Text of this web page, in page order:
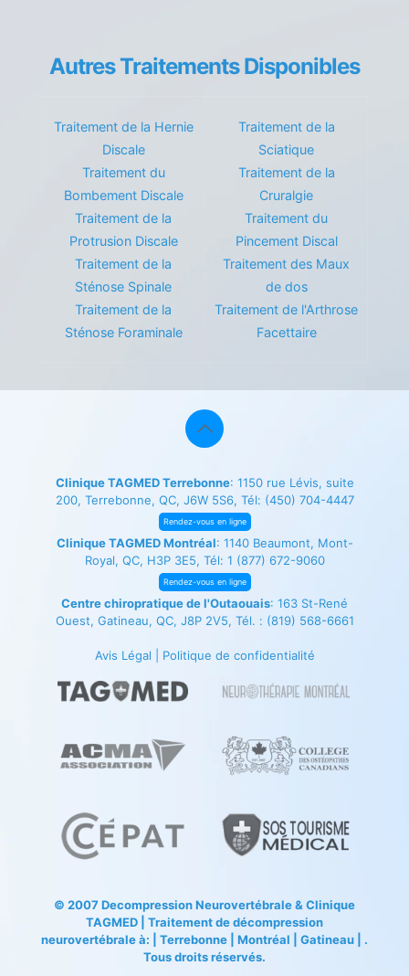
Autres Traitements Disponibles
Traitement de la Hernie
Discale
Traitement du
Bombement Discale
Traitement de la
Protrusion Discale
Traitement de la
Sténose Spinale
Traitement de la
Sténose Foraminale
Traitement de la
Sciatique
Traitement de la
Cruralgie
Traitement du
Pincement Discal
Traitement des Maux
de dos
Traitement de l'Arthrose
Facettaire
Clinique TAGMED Terrebonne: 1150 rue Lévis, suite
200, Terrebonne, QC, J6W 5S6, Tél: (450) 704-4447
Rendez-vous en ligne
Clinique TAGMED Montréal: 1140 Beaumont, Mont-
Royal, QC, H3P 3E5, Tél: 1 (877) 672-9060
Rendez-vous en ligne
Centre chiropratique de l'Outaouais: 163 St-René
Ouest, Gatineau, QC, J8P 2V5, Tél. : (819) 568-6661
Avis Légal Politique de confidentialité
© 2007Decompression Neurovertébrale& Clinique
TAGMED | Traitement de décompression
neurovertébrale à: | Terrebonne | Montréal | Gatineau | .
Tous droits réservés.